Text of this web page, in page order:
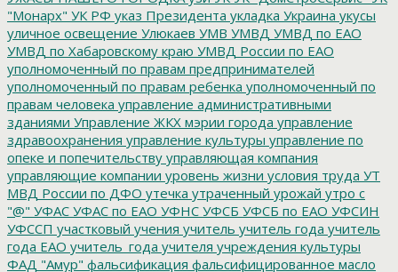
"Монарх" УК РФ указ Президента укладка Украина укусы
уличное освещение Улюкаев УМВ УМВД УМВД по ЕАО
УМВД по Хабаровскому краю УМВД России по ЕАО
уполномоченный по правам предпринимателей
уполномоченный по правам ребенка уполномоченный по
правам человека управление административными
зданиями Управление ЖКХ мэрии города управление
здравоохранения управление культуры управление по
опеке и попечительству управляющая компания
управляющие компании уровень жизни условия труда УТ
МВД России по ДФО утечка утраченный урожай утро с
"@" УФАС УФАС по ЕАО УФНС УФСБ УФСБ по ЕАО УФСИН
УФССП участковый учения учитель учитель года учитель
года ЕАО учитель_года учителя учреждения культуры
ФАД "Амур" фальсификация фальсифицированное масло